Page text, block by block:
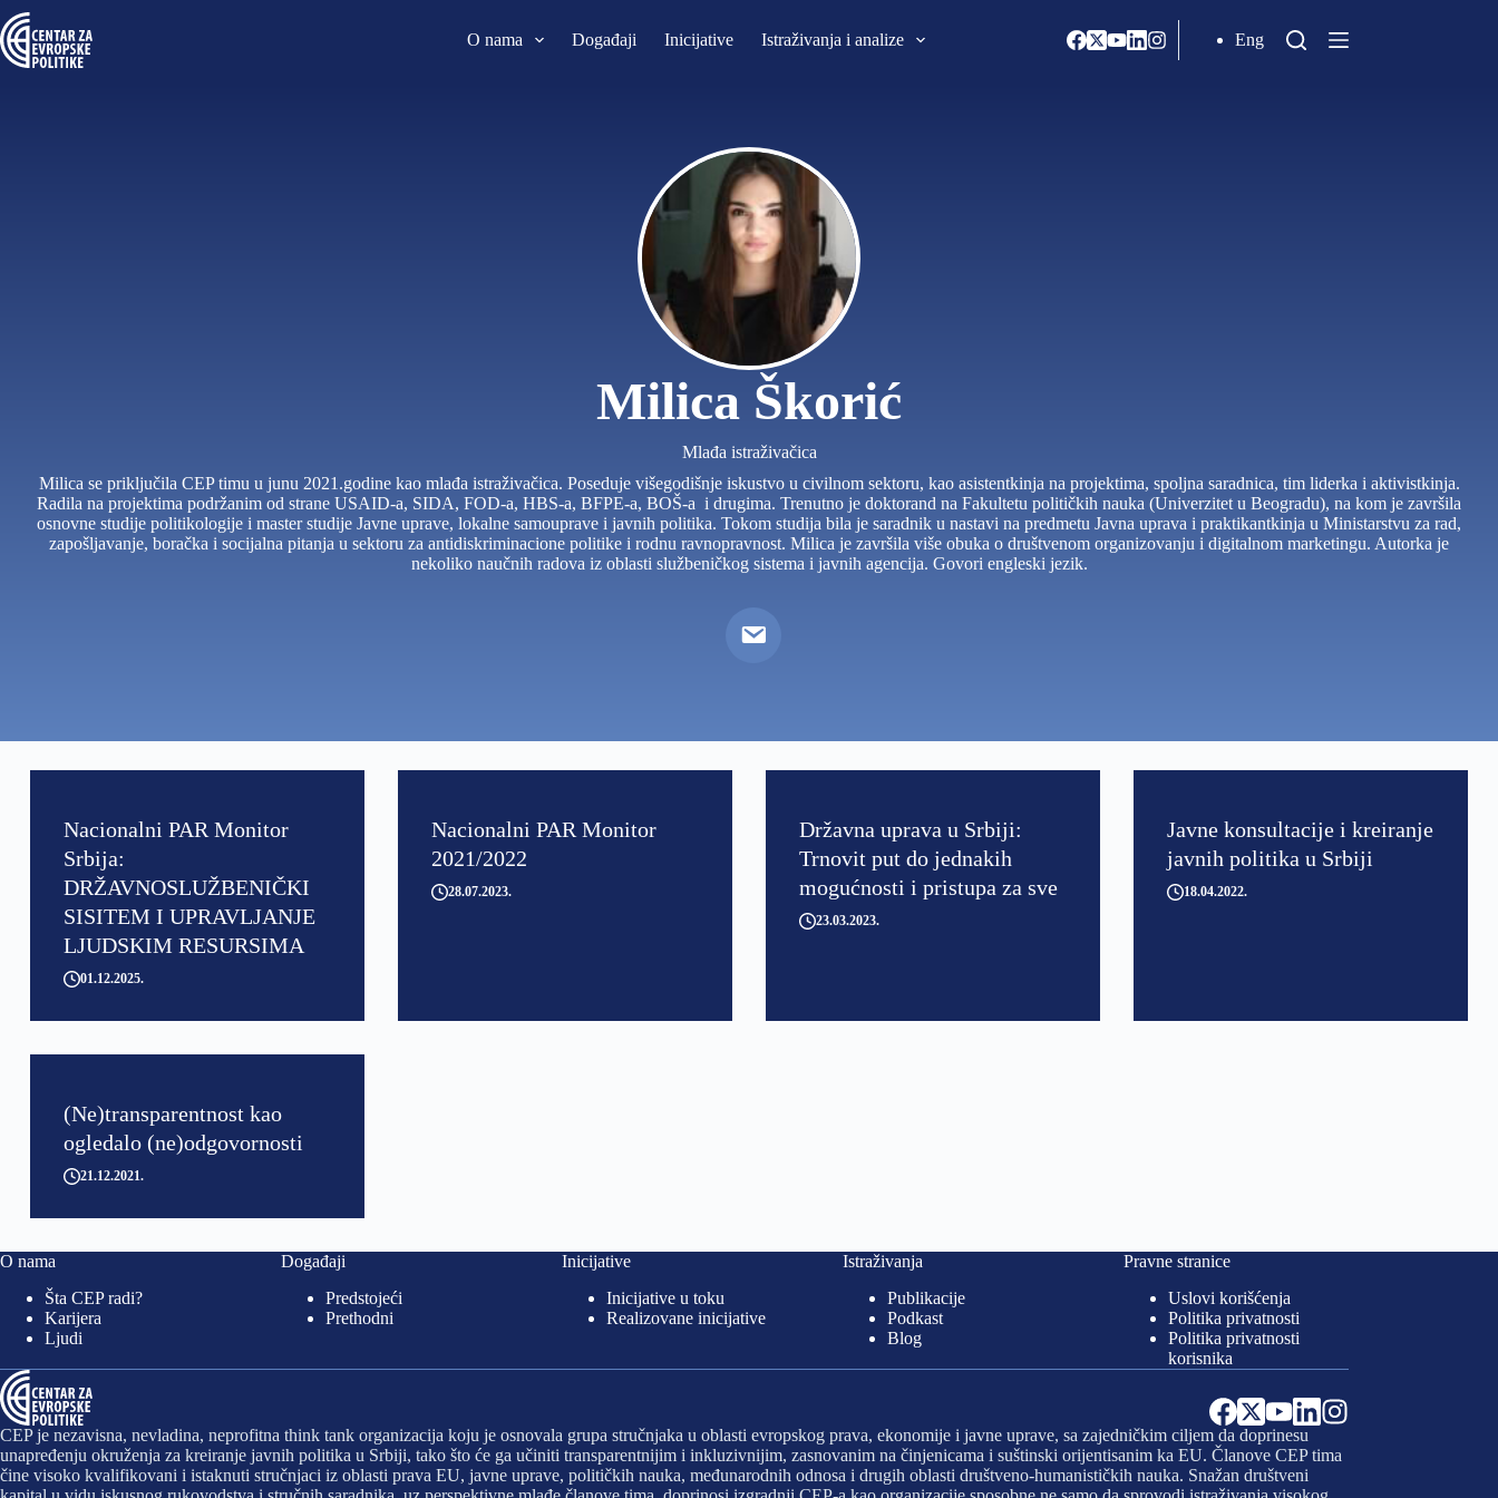
O nama Događaji Inicijative Istraživanja i analize Eng
Milica Škorić
Mlađa istraživačica
Milica se priključila CEP timu u junu 2021.godine kao mlađa istraživačica. Poseduje višegodišnje iskustvo u civilnom sektoru, kao asistentkinja na projektima, spoljna saradnica, tim liderka i aktivistkinja.
Radila na projektima podržanim od strane USAID-a, SIDA, FOD-a, HBS-a, BFPE-a, BOŠ-a i drugima. Trenutno je doktorand na Fakultetu političkih nauka (Univerzitet u Beogradu), na kom je završila
osnovne studije politikologije i master studije Javne uprave, lokalne samouprave i javnih politika. Tokom studija bila je saradnik u nastavi na predmetu Javna uprava i praktikantkinja u Ministarstvu za rad,
zapošljavanje, boračka i socijalna pitanja u sektoru za antidiskriminacione politike i rodnu ravnopravnost. Milica je završila više obuka o društvenom organizovanju i digitalnom marketingu. Autorka je
nekoliko naučnih radova iz oblasti službeničkog sistema i javnih agencija. Govori engleski jezik.
Nacionalni PAR Monitor
Srbiјa:
DRŽAVNOSLUŽBENIČKI
SISITEM I UPRAVLJANJE
LJUDSKIM RESURSIMA
01.12.2025
Nacionalni PAR Monitor
2021/2022
28.07.2023
Državna uprava u Srbiji:
Trnovit put do jednakih
mogućnosti i pristupa za sve
23.03.2023
Javne konsultacije i kreiranje
javnih politika u Srbiji
18.04.2022
(Ne)transparentnost kao
ogledalo (ne)odgovornosti
21.12.2021
O nama
Šta CEP radi?
Karijera
Ljudi
Događaji
Predstojeći
Prethodni
Inicijative
Inicijative u toku
Realizovane inicijative
Istraživanja
Publikacije
Podkast
Blog
Pravne stranice
Uslovi korišćenja
Politika privatnosti
Politika privatnosti
korisnika
CEP je nezavisna, nevladina, neprofitna think tank organizacija koju je osnovala grupa stručnjaka u oblasti evropskog prava, ekonomije i javne uprave, sa zajedničkim ciljem da doprinesu
unapređenju okruženja za kreiranje javnih politika u Srbiji, tako što će ga učiniti transparentnijim i inkluzivnijim, zasnovanim na činjenicama i suštinski orijentisanim ka EU. Članove CEP tima
čine visoko kvalifikovani i istaknuti stručnjaci iz oblasti prava EU, javne uprave, političkih nauka, međunarodnih odnosa i drugih oblasti društveno-humanističkih nauka. Snažan društveni